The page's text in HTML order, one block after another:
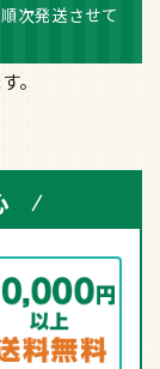
次発送させて
。